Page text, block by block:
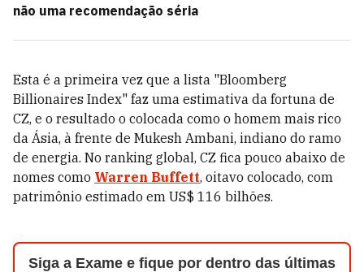
não uma recomendação séria
Esta é a primeira vez que a lista "Bloomberg
Billionaires Index" faz uma estimativa da fortuna de
CZ, e o resultado o colocada como o homem mais rico
da Ásia, à frente de Mukesh Ambani, indiano do ramo
de energia. No ranking global, CZ fica pouco abaixo de
nomes como Warren Buffett, oitavo colocado, com
patrimônio estimado em US$ 116 bilhões.
Siga a Exame e fique por dentro das últimas